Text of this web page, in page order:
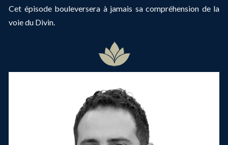
Cet épisode bouleversera à jamais sa compréhension de la
voie du Divin.